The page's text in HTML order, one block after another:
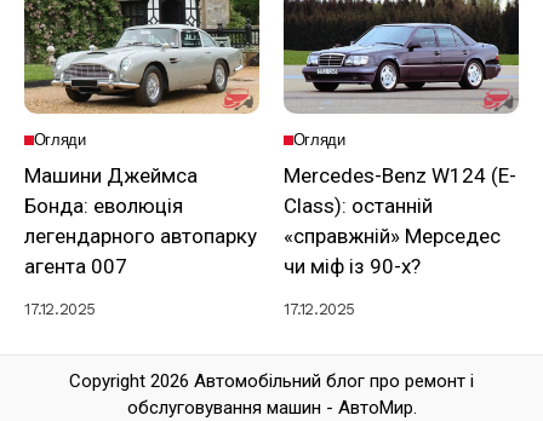
Огляди
Машини Джеймса
Бонда: еволюція
легендарного автопарку
агента 007
17.12.2025
Огляди
Mercedes-Benz W124 (E-
Class): останній
«справжній» Мерседес
чи міф із 90-х?
17.12.2025
Copyright 2026 Автомобільний блог про ремонт і
обслуговування машин - АвтоМир.